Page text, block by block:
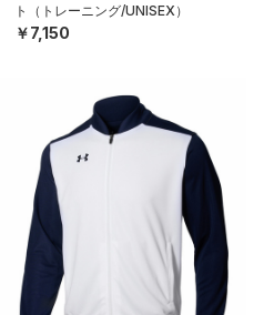
ト（トレーニング/UNISEX）
￥7,150